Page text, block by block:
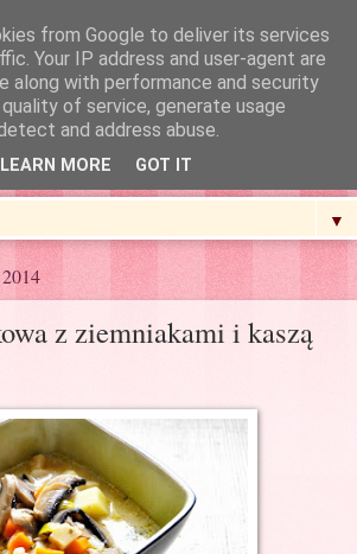
▼
z ziemniakami i kaszą
from Google to deliver its services
Your IP address and user-agent are
along with performance and security
of service, generate usage
and address abuse.
LEARN MORE GOT IT